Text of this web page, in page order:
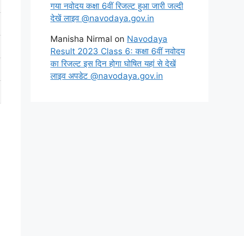
गया नवोदय कक्षा 6वीं रिजल्ट हुआ जारी जल्दी
देखें लाइव @navodaya.gov.in
Manisha Nirmal on Navodaya
Result 2023 Class 6: कक्षा 6वीं नवोदय
का रिजल्ट इस दिन होगा घोषित यहां से देखें
लाइव अपडेट @navodaya.gov.in